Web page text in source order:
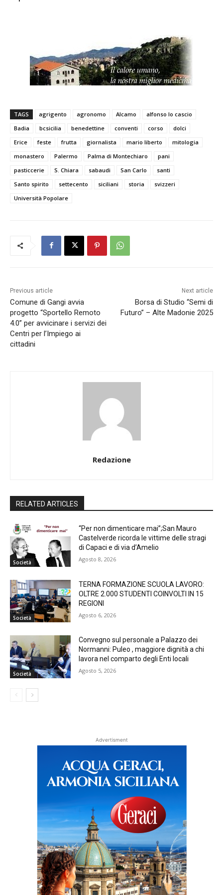
TAGS agrigento agronomo Alcamo
alfonso lo cascio
Badia
bcsicilia benedettine conventi corso
dolci
Erice
feste frutta giornalista mario liberto
mitologia
monastero
Palermo Palma di Montechiaro
pani
pasticcerie
S. Chiara sabaudi San Carlo
santi
Santo spirito
settecento siciliani storia
svizzeri
Università Popolare
Previous article
Comune di Gangi avvia
progetto “Sportello Remoto
4.0” per avvicinare i servizi dei
Centri per l’Impiego ai
cittadini
Next article
Borsa di Studio “Semi di
Futuro” – Alte Madonie 2025
Redazione
RELATED ARTICLES
Società
“Per non dimenticare mai”;San Mauro
Castelverde ricorda le vittime delle stragi
di Capaci e di via d’Amelio
Agosto 8, 2026
Società
TERNA FORMAZIONE SCUOLA LAVORO:
OLTRE 2.000 STUDENTI COINVOLTI IN 15
REGIONI
Agosto 6, 2026
Società
Convegno sul personale a Palazzo dei
Normanni: Puleo , maggiore dignità a chi
lavora nel comparto degli Enti locali
Agosto 5, 2026
Advertisment